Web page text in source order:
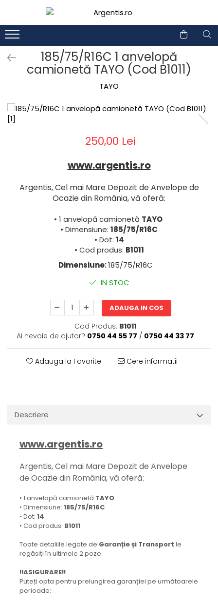
185/75/R16C 1 anvelopă
camionetă TAYO (Cod B1011)
TAYO
250,00 Lei
www.argentis.ro
Argentis, Cel mai Mare Depozit de Anvelope de
Ocazie din România, vă oferă:
• 1 anvelopă camionetă TAYO
• Dimensiune: 185/75/R16C
• Dot: 14
• Cod produs: B1011
Dimensiune:185/75/R16C
IN STOC
ADAUGA IN COS
Cod Produs: B1011
Ai nevoie de ajutor? 0750 44 55 77 / 0750 44 33 77
Adauga la Favorite Cere informatii
Descriere
www.argentis.ro
Argentis, Cel mai Mare Depozit de Anvelope
de Ocazie din România, vă oferă:
• 1 anvelopă camionetă TAYO
• Dimensiune: 185/75/R16C
• Dot: 14
• Cod produs: B1011
Toate detaliile legate de Garanție și Transport le
regăsiți în ultimele 2 poze.
!!ASIGURARE!!
Puteți opta pentru prelungirea garanției pe următoarele
perioade: